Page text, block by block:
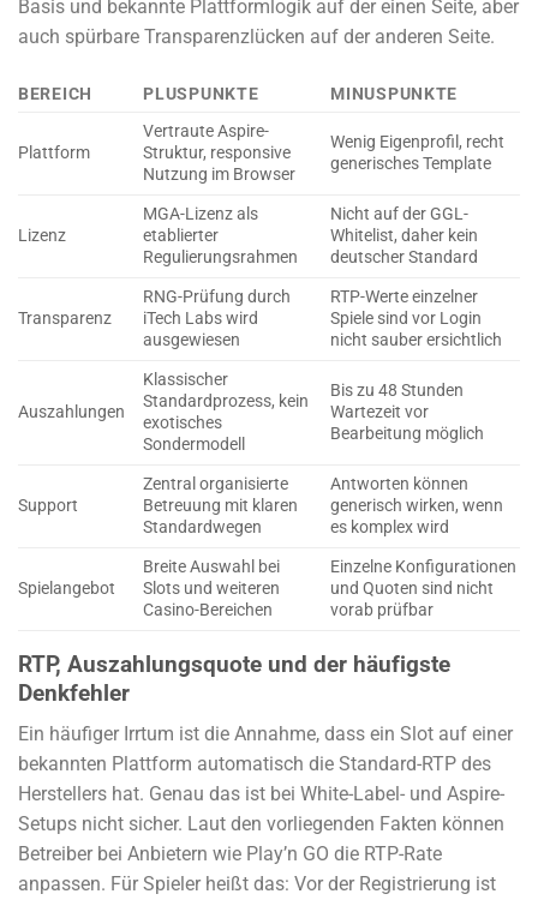
Basis und bekannte Plattformlogik auf der einen Seite, aber
auch spürbare Transparenzlücken auf der anderen Seite.
BEREICH PLUSPUNKTE MINUSPUNKTE
Plattform
Vertraute Aspire-
Struktur, responsive
Nutzung im Browser
Wenig Eigenprofil, recht
generisches Template
Lizenz
MGA-Lizenz als
etablierter
Regulierungsrahmen
Nicht auf der GGL-
Whitelist, daher kein
deutscher Standard
Transparenz
RNG-Prüfung durch
iTech Labs wird
ausgewiesen
RTP-Werte einzelner
Spiele sind vor Login
nicht sauber ersichtlich
Auszahlungen
Klassischer
Standardprozess, kein
exotisches
Sondermodell
Bis zu 48 Stunden
Wartezeit vor
Bearbeitung möglich
Support
Zentral organisierte
Betreuung mit klaren
Standardwegen
Antworten können
generisch wirken, wenn
es komplex wird
Spielangebot
Breite Auswahl bei
Slots und weiteren
Casino-Bereichen
Einzelne Konfigurationen
und Quoten sind nicht
vorab prüfbar
RTP, Auszahlungsquote und der häufigste
Denkfehler
Ein häufiger Irrtum ist die Annahme, dass ein Slot auf einer
bekannten Plattform automatisch die Standard-RTP des
Herstellers hat. Genau das ist bei White-Label- und Aspire-
Setups nicht sicher. Laut den vorliegenden Fakten können
Betreiber bei Anbietern wie Play’n GO die RTP-Rate
anpassen. Für Spieler heißt das: Vor der Registrierung ist